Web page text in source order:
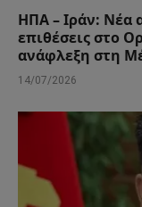
ΗΠΑ – Ιράν: Νέα
επιθέσεις στο
ανάφλεξη στη
14/07/2026